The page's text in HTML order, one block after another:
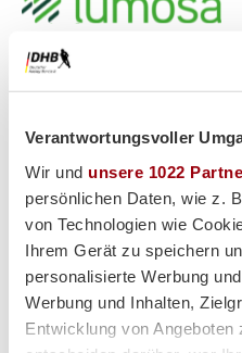
Verantwortungsvoller
Wir und unsere 1022
persönlichen Daten, wie z.
von Technologien wie
Ihrem Gerät zu speichern
personalisierte Werbung
Werbung und Inhalten,
Entwicklung von Angeboten
Partner